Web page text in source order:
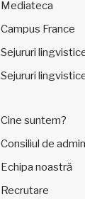
Mediateca
Campus France
Sejururi
Sejururi
Cine suntem?
Consiliul de
Echipa noastră
Recrutare